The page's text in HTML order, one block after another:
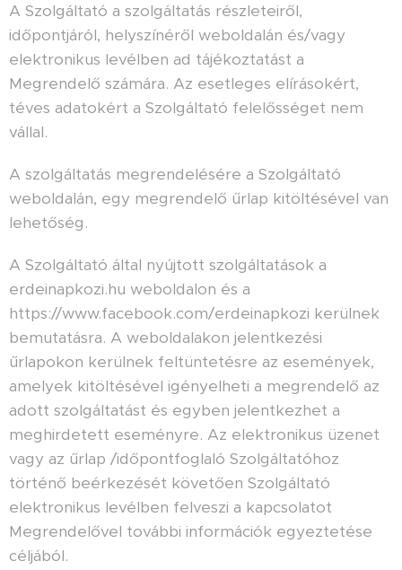
A Szolgáltató a szolgáltatás részleteiről,
időpontjáról, helyszínéről weboldalán és/vagy
elektronikus levélben ad tájékoztatást a
Megrendelő számára. Az esetleges elírásokért,
téves adatokért a Szolgáltató felelősséget nem
vállal.
A szolgáltatás megrendelésére a Szolgáltató
weboldalán, egy megrendelő űrlap kitöltésével van
lehetőség.
A Szolgáltató által nyújtott szolgáltatások a
erdeinapkozi.hu weboldalon és a
https://www.facebook.com/erdeinapkozi kerülnek
bemutatásra. A weboldalakon jelentkezési
űrlapokon kerülnek feltüntetésre az események,
amelyek kitöltésével igényelheti a megrendelő az
adott szolgáltatást és egyben jelentkezhet a
meghirdetett eseményre. Az elektronikus üzenet
vagy az űrlap /időpontfoglaló Szolgáltatóhoz
történő beérkezését követően Szolgáltató
elektronikus levélben felveszi a kapcsolatot
Megrendelővel további információk egyeztetése
céljából.